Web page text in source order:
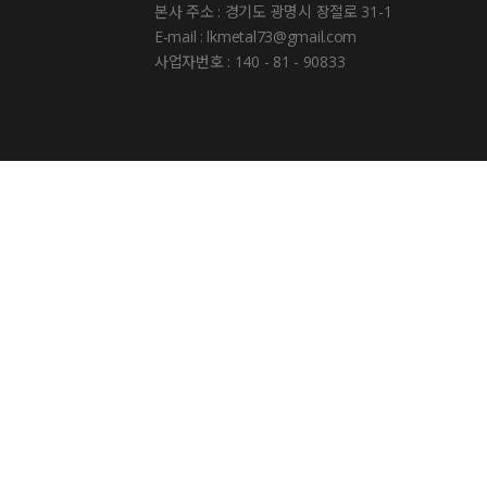
본사 주소 : 경기도 광명시 장절로 31-1
E-mail : lkmetal73@gmail.com
사업자번호 : 140 - 81 - 90833